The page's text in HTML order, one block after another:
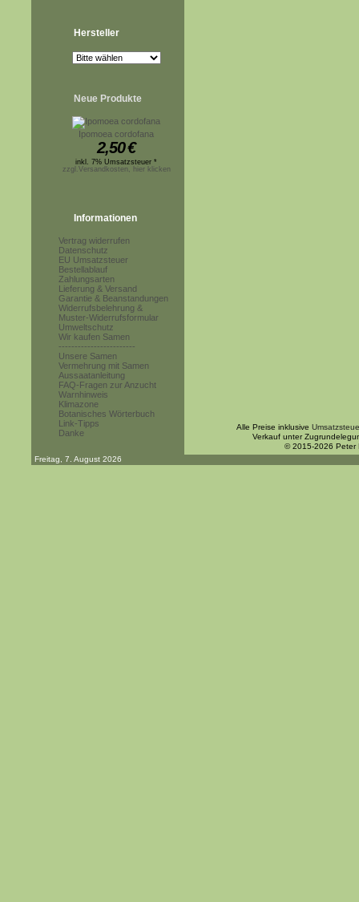
Hersteller
Neue Produkte
Ipomoea cordofana
2,50€
inkl. 7% Umsatzsteuer *
zzgl.Versandkosten, hier klicken
Informationen
Vertrag widerrufen
Datenschutz
EU Umsatzsteuer
Bestellablauf
Zahlungsarten
Lieferung & Versand
Garantie & Beanstandungen
Widerrufsbelehrung &
Muster-Widerrufsformular
Umweltschutz
Wir kaufen Samen
------------------------
Unsere Samen
Vermehrung mit Samen
Aussaatanleitung
FAQ-Fragen zur Anzucht
Warnhinweis
Klimazone
Botanisches Wörterbuch
Link-Tipps
Danke
Alle Preise inklusive
Verkauf unter
© 2015-2026 Peter
Freitag, 7. August 2026